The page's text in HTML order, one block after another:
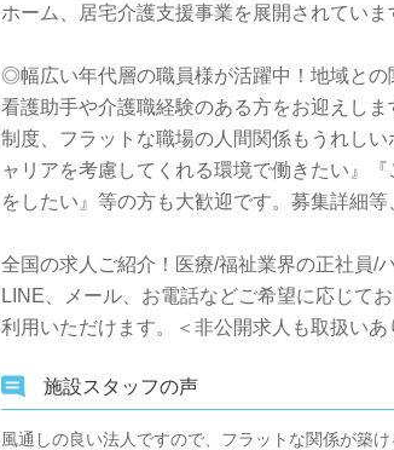
ホーム、居宅介護支援事業を展開されてい
◎幅広い年代層の職員様が活躍中！地域と
看護助手や介護職経験のある方をお迎えし
制度、フラットな職場の人間関係もうれし
ャリアを考慮してくれる環境で働きたい』
をしたい』等の方も大歓迎です。募集詳細
全国の求人ご紹介！医療/福祉業界の正社員/
LINE、メール、お電話などご希望に応じて
利用いただけます。＜非公開求人も取扱い
施設スタッフの声
風通しの良い法人ですので、フラットな関係が築け